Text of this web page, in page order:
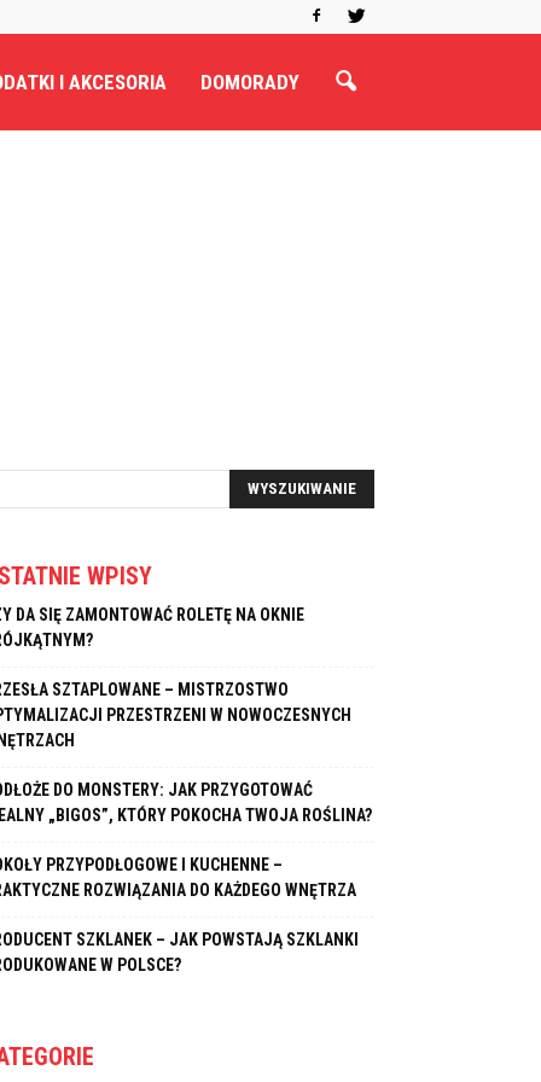
I AKCESORIA DOMORADY
WPISY
DA SIĘ ZAMONTOWAĆ ROLETĘ NA OKNIE
SZTAPLOWANE – MISTRZOSTWO
PRZESTRZENI W NOWOCZESNYCH
DO MONSTERY: JAK PRZYGOTOWAĆ
„BIGOS”, KTÓRY POKOCHA TWOJA ROŚLINA?
PRZYPODŁOGOWE I KUCHENNE –
ROZWIĄZANIA DO KAŻDEGO WNĘTRZA
SZKLANEK – JAK POWSTAJĄ SZKLANKI
W POLSCE?